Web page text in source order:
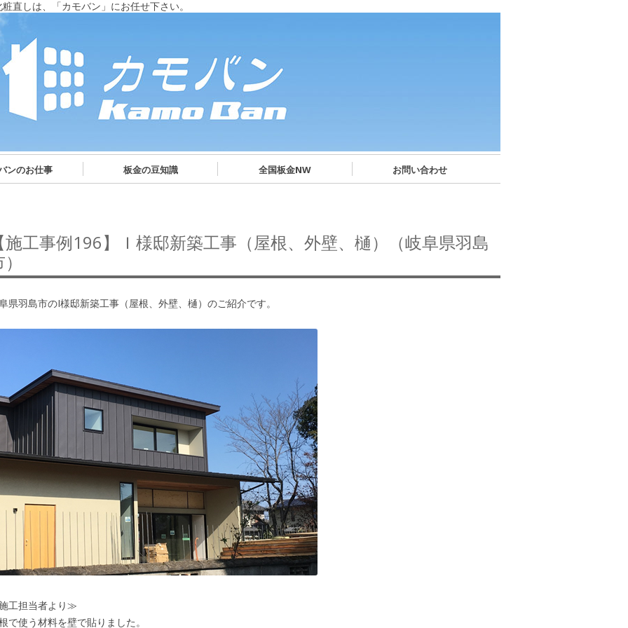
直しは、「カモバン」にお任せ下さい。
ンのお仕事 板金の豆知識 全国板金NW お問い合わせ
施工事例196】Ｉ様邸新築工事（屋根、外壁、樋）（岐阜県羽島
県羽島市のI様邸新築工事（屋根、外壁、樋）のご紹介です。
工担当者より≫
で使う材料を壁で貼りました。